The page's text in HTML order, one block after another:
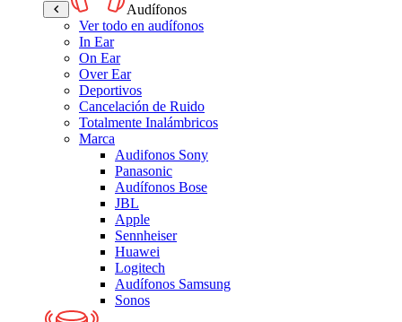
Audífonos
Ver todo en audífonos
In Ear
On Ear
Over Ear
Deportivos
Cancelación de Ruido
Totalmente Inalámbricos
Marca
Audifonos Sony
Panasonic
Audífonos Bose
JBL
Apple
Sennheiser
Huawei
Logitech
Audífonos Samsung
Sonos